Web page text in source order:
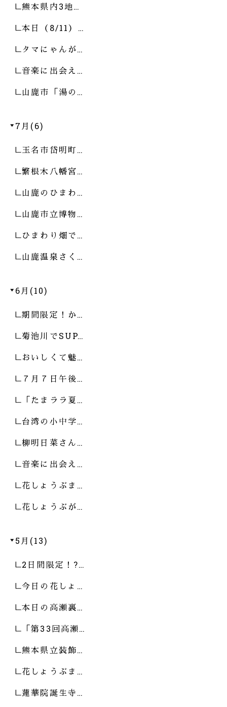
熊本県内3地…
本日（8/11）…
タマにゃんが…
音楽に出会え…
山鹿市「湯の…
7月(6)
玉名市岱明町…
繁根木八幡宮…
山鹿のひまわ…
山鹿市立博物…
ひまわり畑で…
山鹿温泉さく…
6月(10)
期間限定！か…
菊池川でSUP…
おいしくて魅…
７月７日午後…
「たまララ夏…
台湾の小中学…
柳明日菜さん…
音楽に出会え…
花しょうぶま…
花しょうぶが…
5月(13)
2日間限定！?…
今日の花しょ…
本日の高瀬裏…
「第33回高瀬…
熊本県立装飾…
花しょうぶま…
蓮華院誕生寺…